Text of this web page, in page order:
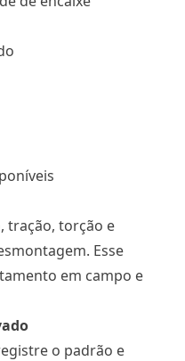
tração, torção e
Esse
em campo e
o padrão e